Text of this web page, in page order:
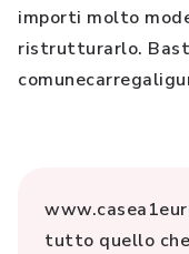
importi molto
ristrutturarlo.
tutto quello che